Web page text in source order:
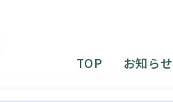
TOP お知らせ